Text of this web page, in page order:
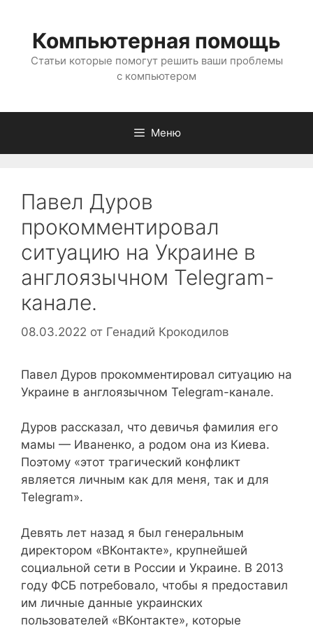
содержимому
Компьютерная помощь
Статьи которые помогут решить ваши проблемы
с компьютером
Меню
Павел Дуров
прокомментировал
ситуацию на Украине в
англоязычном Telegram-
канале.
08.03.2022 от Генадий Крокодилов
Павел Дуров прокомментировал ситуацию на
Украине в англоязычном Telegram-канале.
Дуров рассказал, что девичья фамилия его
мамы — Иваненко, а родом она из Киева.
Поэтому «этот трагический конфликт
является личным как для меня, так и для
Telegram».
Девять лет назад я был генеральным
директором «ВКонтакте», крупнейшей
социальной сети в России и Украине. В 2013
году ФСБ потребовало, чтобы я предоставил
им личные данные украинских
пользователей «ВКонтакте», которые